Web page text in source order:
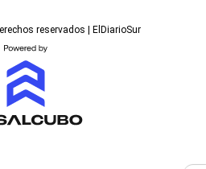
reservados | ElDiarioSur